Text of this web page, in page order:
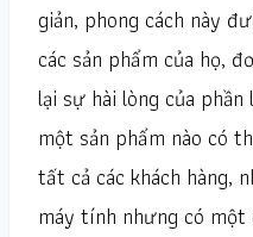
giản, phong cách này
các sản phẩm của họ,
lại sự hài lòng của phần
một sản phẩm nào có
tất cả các khách hàng,
máy tính nhưng có một